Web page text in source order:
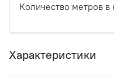
Количество метров в
Характеристики